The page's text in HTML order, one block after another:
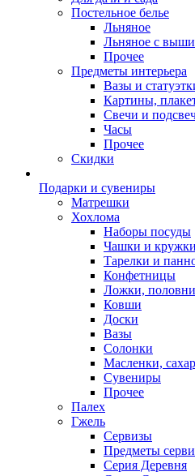
Постельное белье
Льняное
Льняное с
Прочее
Предметы интерьера
Вазы и
Картины,
Свечи и
Часы
Прочее
Скидки
Подарки и сувениры
Матрешки
Хохлома
Наборы посуды
Чашки и кружки
Тарелки и
Конфетницы
Ложки,
Ковши
Доски
Вазы
Солонки
Масленки,
Сувениры
Прочее
Палех
Гжель
Сервизы
Предметы
Серия Деревня